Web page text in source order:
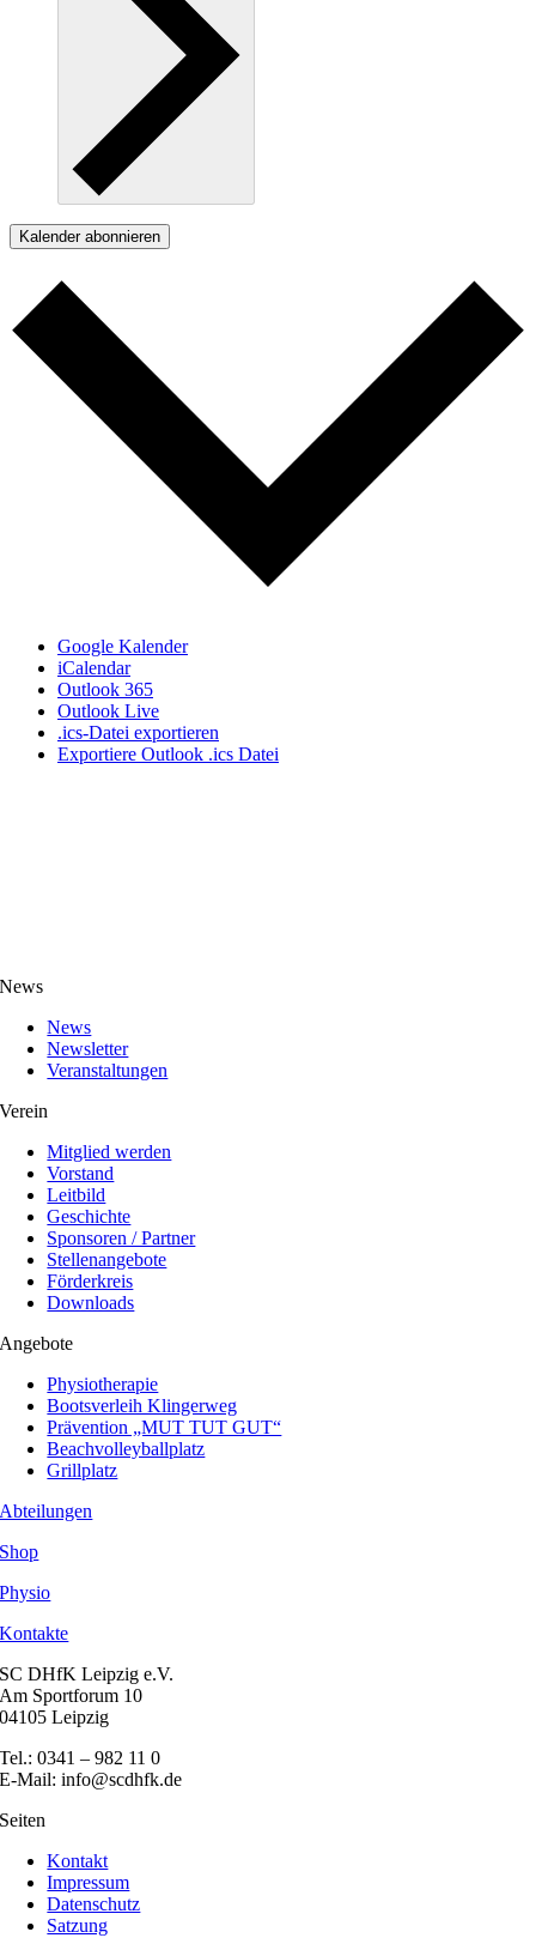
Kalender abonnieren
Google Kalender
iCalendar
Outlook 365
Outlook Live
.ics-Datei exportieren
Exportiere Outlook .ics Datei
News
News
Newsletter
Veranstaltungen
Verein
Mitglied werden
Vorstand
Leitbild
Geschichte
Sponsoren / Partner
Stellenangebote
Förderkreis
Downloads
Angebote
Physiotherapie
Bootsverleih Klingerweg
Prävention „MUT TUT GUT“
Beachvolleyballplatz
Grillplatz
Abteilungen
Shop
Physio
Kontakte
SC DHfK Leipzig e.V.
Am Sportforum 10
04105 Leipzig
Tel.: 0341 – 982 11 0
E-Mail: info@scdhfk.de
Seiten
Kontakt
Impressum
Datenschutz
Satzung